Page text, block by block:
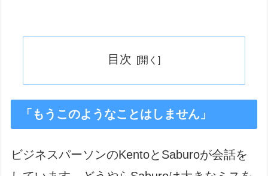
目次
「もうこのようなことはしません」
ビジネスパーソンのKentoとSaburoが会話を